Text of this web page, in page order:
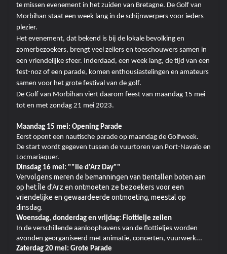
te missen evenement in het zuiden van Bretagne. De Golf van
Morbihan staat een week lang in de schijnwerpers voor ieders
plezier.
Het evenement, dat bekend is bij de lokale bevolking en
zomerbezoekers, brengt veel zeilers en toeschouwers samen in
een vriendelijke sfeer. Inderdaad, een week lang, de tijd van een
fest-noz of een parade, komen enthousiastelingen en amateurs
samen voor het grote festival van de golf.
De Golf van Morbihan viert daarom feest van maandag 15 mei
tot en met zondag 21 mei 2023.
Maandag 15 mei: Opening Parade
Eerst opent een nautische parade op maandag de Golfweek.
De start wordt gegeven tussen de vuurtoren van Port-Navalo en
Locmariaquer.
Dinsdag 16 mei: ""Ile d'Arz Day""
Vervolgens meren de bemanningen van tientallen boten aan
op het Île d'Arz en ontmoeten ze bezoekers voor een
vriendelijke en gewaardeerde ontmoeting, meestal op
dinsdag.
Woensdag, donderdag en vrijdag: Flottielje zeilen
In de verschillende aanloophavens van de flottieljes worden
avonden georganiseerd met animatie, concerten, vuurwerk...
Zaterdag 20 mei: Grote Parade